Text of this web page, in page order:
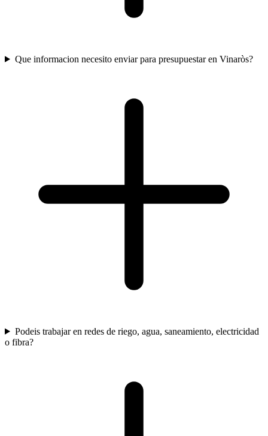
Que informacion necesito enviar para presupuestar en Vinaròs?
Podeis trabajar en redes de riego, agua, saneamiento, electricidad
o fibra?